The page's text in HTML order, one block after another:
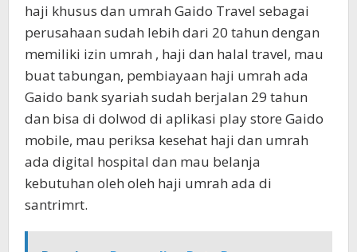
haji khusus dan umrah Gaido Travel sebagai
perusahaan sudah lebih dari 20 tahun dengan
memiliki izin umrah , haji dan halal travel, mau
buat tabungan, pembiayaan haji umrah ada
Gaido bank syariah sudah berjalan 29 tahun
dan bisa di dolwod di aplikasi play store Gaido
mobile, mau periksa kesehat haji dan umrah
ada digital hospital dan mau belanja
kebutuhan oleh oleh haji umrah ada di
santrimrt.